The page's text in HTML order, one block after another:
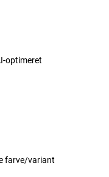
optimeret
farve/variant